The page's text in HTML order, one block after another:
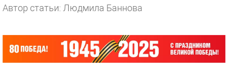
Автор статьи: Людмила Баннова